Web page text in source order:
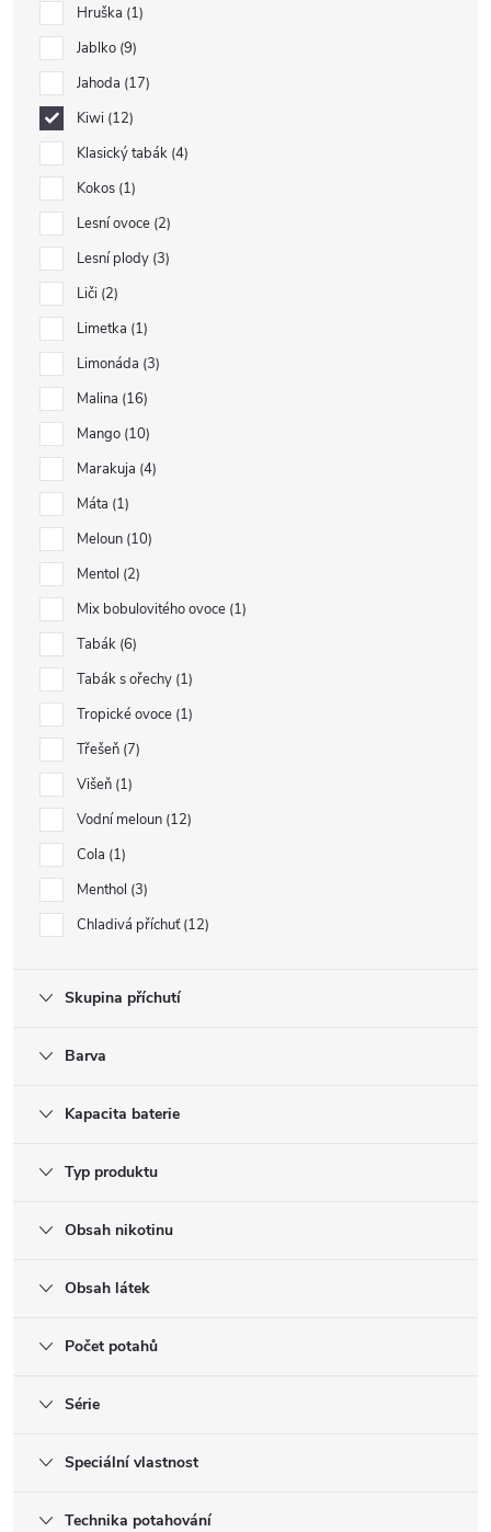
Hruška 1
Jablko 9
Jahoda 17
Kiwi 12
Klasický tabák 4
Kokos 1
Lesní ovoce 2
Lesní plody 3
Liči 2
Limetka 1
Limonáda 3
Malina 16
Mango 10
Marakuja 4
Máta 1
Meloun 10
Mentol 2
Mix bobulovitého ovoce 1
Tabák 6
Tabák s ořechy 1
Tropické ovoce 1
Třešeň 7
Višeň 1
Vodní meloun 12
Cola 1
Menthol 3
Chladivá příchuť 12
Skupina příchutí
Barva
Kapacita baterie
Typ produktu
Obsah nikotinu
Obsah látek
Počet potahů
Série
Speciální vlastnost
Technika potahování